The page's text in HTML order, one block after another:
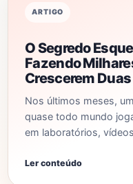
ARTIGO
O Segredo
Fazendo
Crescerem
Nos últimos meses,
quase todo mundo
em laboratórios,
Ler conteúdo